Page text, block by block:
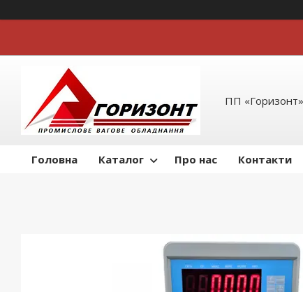
ПП
Головна Каталог Про нас Контакти